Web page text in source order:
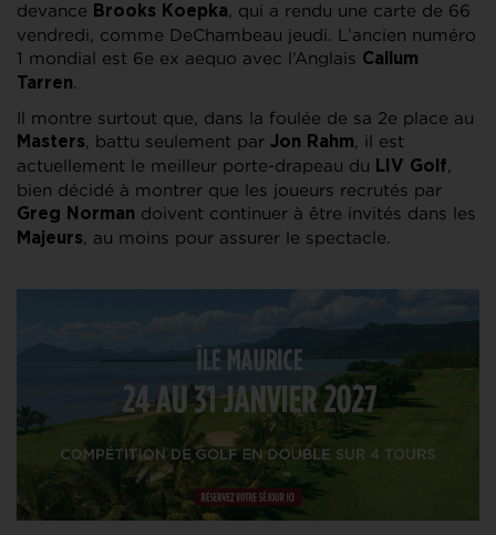
devance Brooks Koepka, qui a rendu une carte de 66
vendredi, comme DeChambeau jeudi. L’ancien numéro
1 mondial est 6e ex aequo avec l’Anglais Callum
Tarren.
Il montre surtout que, dans la foulée de sa 2e place au
Masters, battu seulement par Jon Rahm, il est
actuellement le meilleur porte-drapeau du LIV Golf,
bien décidé à montrer que les joueurs recrutés par
Greg Norman doivent continuer à être invités dans les
Majeurs, au moins pour assurer le spectacle.